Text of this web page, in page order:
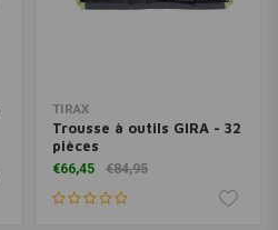
TIRAX
Trousse à outils GIRA - 32
pièces
€66,45 €84,95